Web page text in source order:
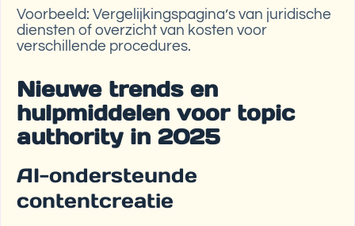
Voorbeeld: Vergelijkingspagina’s van juridische
diensten of overzicht van kosten voor
verschillende procedures.
Nieuwe trends en
hulpmiddelen voor topic
authority in 2025
AI-ondersteunde
contentcreatie